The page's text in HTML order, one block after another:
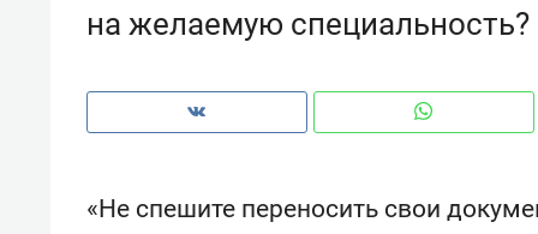
на желаемую специальность?
«Не спешите переносить свои